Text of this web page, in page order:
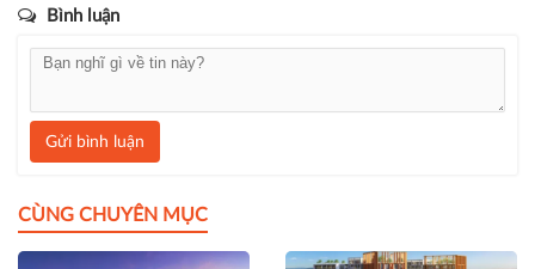
Bình luận
Gửi bình luận
CÙNG CHUYÊN MỤC